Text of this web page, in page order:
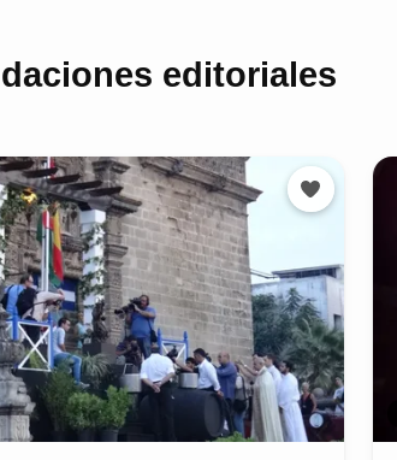
editoriales